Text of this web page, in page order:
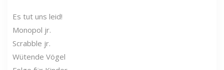
Es tut uns leid!
Monopol jr.
Scrabble jr.
Wütende Vögel